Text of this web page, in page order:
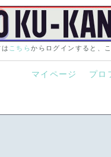
こちらからログインすると、
マイページ プロ